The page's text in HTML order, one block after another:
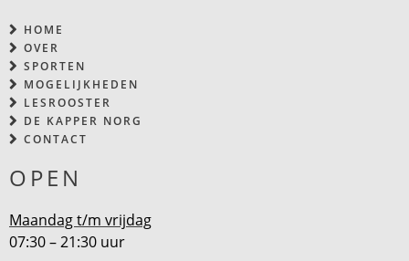
HOME
OVER
SPORTEN
MOGELIJKHEDEN
LESROOSTER
DE KAPPER NORG
CONTACT
OPEN
Maandag t/m vrijdag
07:30 – 21:30 uur